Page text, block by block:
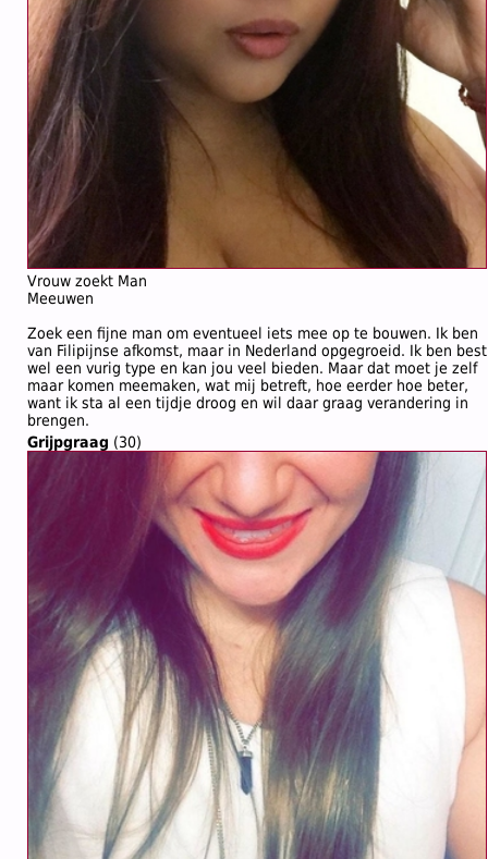
Vrouw zoekt Man
Meeuwen
Zoek een fijne man om eventueel iets mee op te bouwen. Ik ben
van Filipijnse afkomst, maar in Nederland opgegroeid. Ik ben best
wel een vurig type en kan jou veel bieden. Maar dat moet je zelf
maar komen meemaken, wat mij betreft, hoe eerder hoe beter,
want ik sta al een tijdje droog en wil daar graag verandering in
brengen.
Grijpgraag (30)